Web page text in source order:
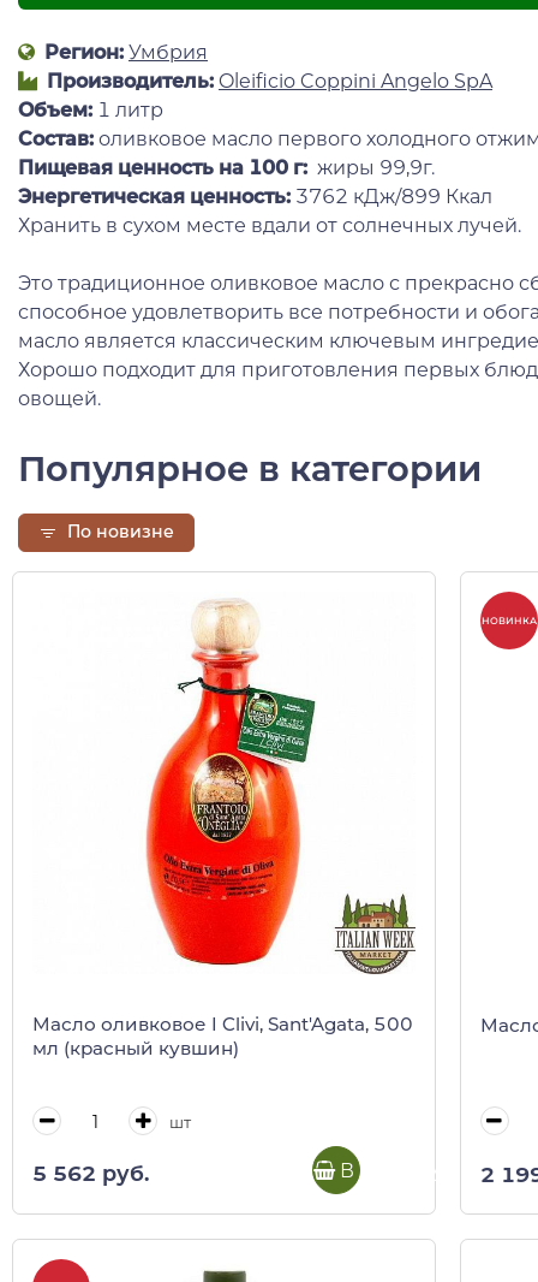
Регион: Умбрия
Производитель: Oleificio Coppini Angelo SpA
Объем: 1 литр
Состав: оливковое масло первого холодного
Пищевая ценность на 100 г: жиры 99,9г.
Энергетическая ценность: 3762 кДж/899 Ккал
Хранить в сухом месте вдали от солнечных лучей.
Это традиционное оливковое масло с прекрасно
способное удовлетворить все потребности и
масло является классическим ключевым
Хорошо подходит для приготовления первых
овощей.
Популярное в категории
По новизне
Масло оливковое I Clivi, Sant'Agata, 500
мл (красный кувшин)
шт
5 562 руб. В корзину
НОВИНКА
2